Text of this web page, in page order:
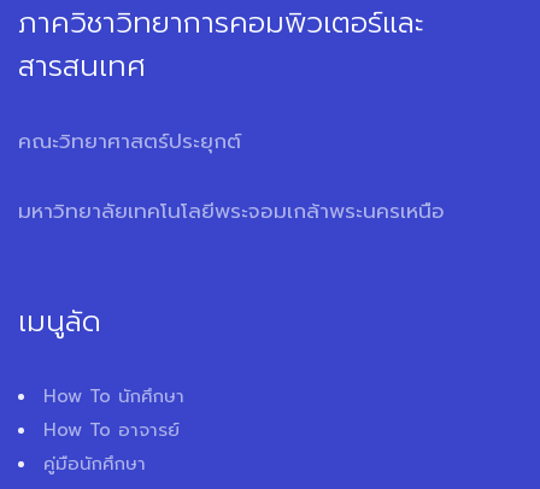
ภาควิชาวิทยาการคอมพิวเตอร์และ
สารสนเทศ
คณะวิทยาศาสตร์ประยุกต์
มหาวิทยาลัยเทคโนโลยีพระจอมเกล้าพระนครเหนือ
เมนูลัด
How To นักศึกษา
How To อาจารย์
คู่มือนักศึกษา